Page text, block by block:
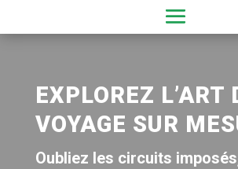
EXPLOREZ L’ART
VOYAGE SUR
Oubliez les circuits